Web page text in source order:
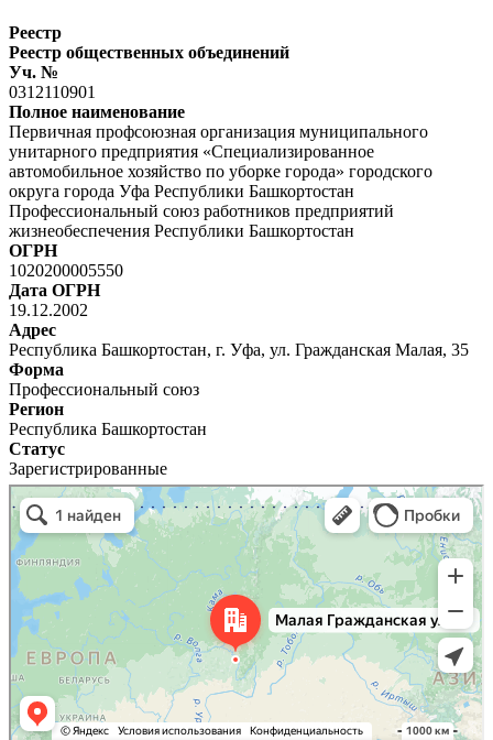
Реестр
Реестр общественных объединений
Уч. №
0312110901
Полное наименование
Первичная профсоюзная организация муниципального
унитарного предприятия «Специализированное
автомобильное хозяйство по уборке города» городского
округа города Уфа Республики Башкортостан
Профессиональный союз работников предприятий
жизнеобеспечения Республики Башкортостан
ОГРН
1020200005550
Дата ОГРН
19.12.2002
Адрес
Республика Башкортостан, г. Уфа, ул. Гражданская Малая, 35
Форма
Профессиональный союз
Регион
Республика Башкортостан
Статус
Зарегистрированные